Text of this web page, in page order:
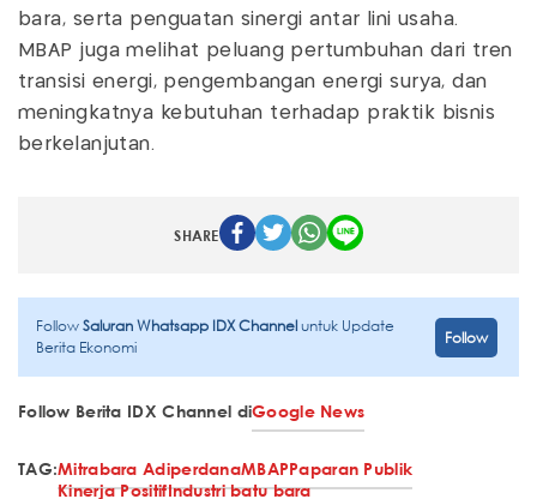
bara, serta penguatan sinergi antar lini usaha.
MBAP juga melihat peluang pertumbuhan dari tren
transisi energi, pengembangan energi surya, dan
meningkatnya kebutuhan terhadap praktik bisnis
berkelanjutan.
SHARE
FollowSaluran Whatsapp IDX Channeluntuk Update
Berita Ekonomi
Follow
Follow Berita IDX Channel diGoogle News
TAG:Mitrabara AdiperdanaMBAPPaparan Publik
Kinerja PositifIndustri batu bara